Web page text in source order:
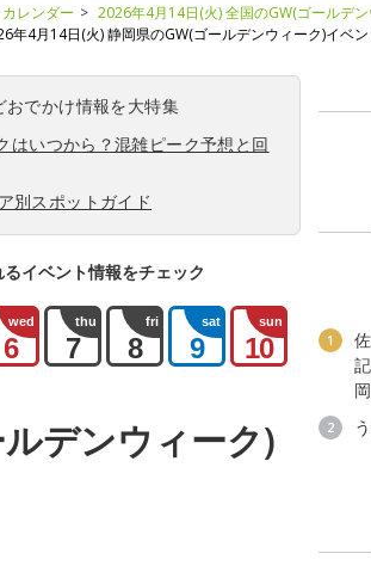
レンダー
2026年4月14日(火) 全国のGW(ゴールデ
年4月14日(火) 静岡県のGW(ゴールデンウィーク)イベン
おでかけ情報を大特集
はいつから？混雑ピーク予想と回
別スポットガイド
イベント情報をチェック
wed
6
thu
7
fri
8
sat
9
sun
10
デンウィーク)
1
2